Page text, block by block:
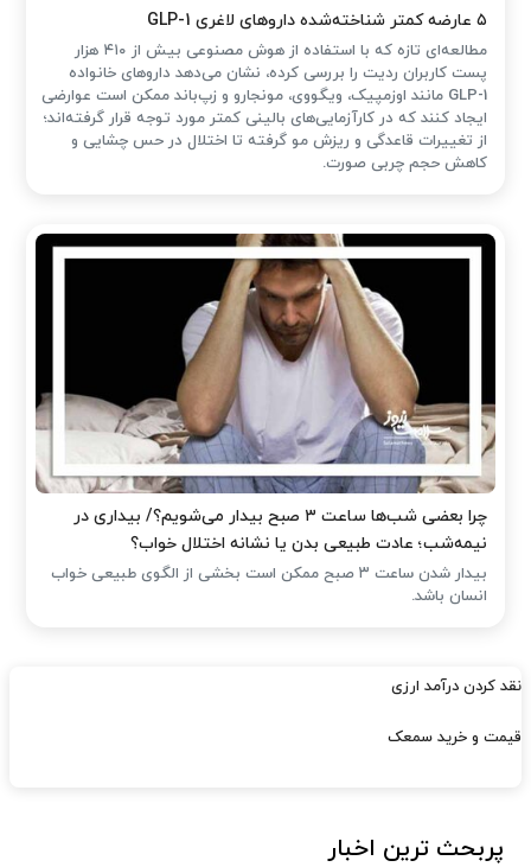
۵ عارضه کمتر شناخته‌شده داروهای لاغری GLP-1
مطالعه‌ای تازه که با استفاده از هوش مصنوعی بیش از ۴۱۰ هزار
پست کاربران ردیت را بررسی کرده، نشان می‌دهد داروهای خانواده
GLP-1 مانند اوزمپیک، ویگووی، مونجارو و زپ‌باند ممکن است عوارضی
ایجاد کنند که در کارآزمایی‌های بالینی کمتر مورد توجه قرار گرفته‌اند؛
از تغییرات قاعدگی و ریزش مو گرفته تا اختلال در حس چشایی و
کاهش حجم چربی صورت.
چرا بعضی شب‌ها ساعت ۳ صبح بیدار می‌شویم؟/ بیداری در
نیمه‌شب؛ عادت طبیعی بدن یا نشانه اختلال خواب؟
بیدار شدن ساعت ۳ صبح ممکن است بخشی از الگوی طبیعی خواب
انسان باشد.
نقد کردن درآمد ارزی
قیمت و خرید سمعک
پربحث ترین اخبار